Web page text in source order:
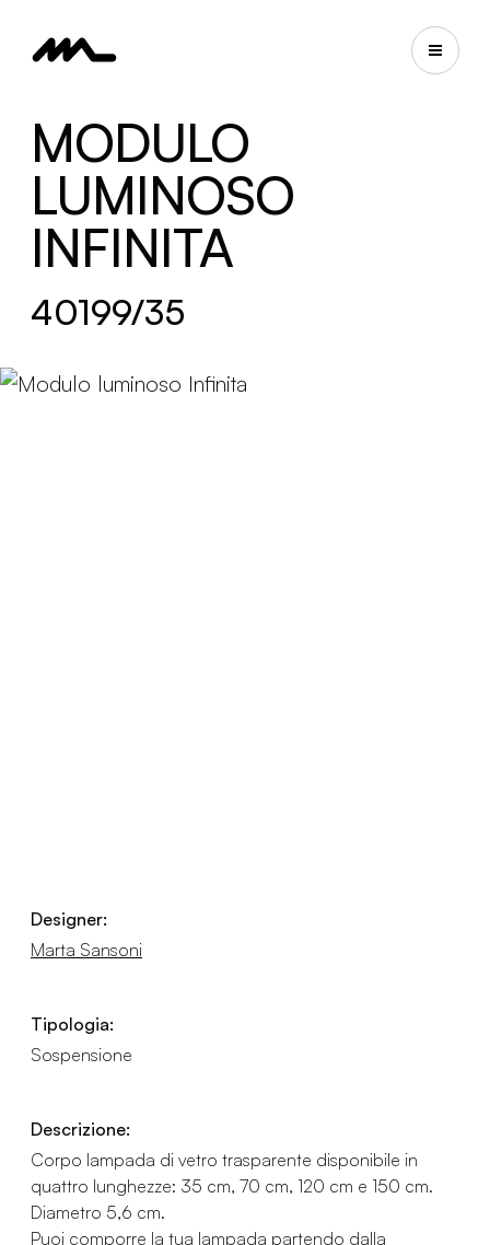
MODULO
LUMINOSO
INFINITA
40199/35
Designer:
Marta Sansoni
Tipologia:
Sospensione
Descrizione:
Corpo lampada di vetro trasparente disponibile in
quattro lunghezze: 35 cm, 70 cm, 120 cm e 150 cm.
Diametro 5,6 cm.
Puoi comporre la tua lampada partendo dalla